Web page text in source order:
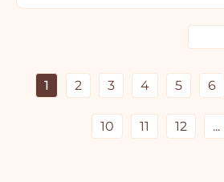
1 2 3 4 5 6
10 11 12 ...